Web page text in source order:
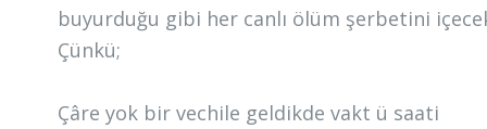
buyurduğu gibi her canlı ölüm şerbetini
Çünkü;
Çâre yok bir vechile geldikde vakt ü saati